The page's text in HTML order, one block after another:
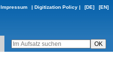
Impressum | Digitization Policy | [DE] [EN]